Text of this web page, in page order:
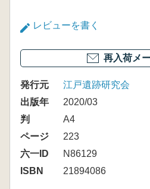
レビューを書く
再入荷メ
発行元
江戸遺跡研究会
出版年
2020/03
判
A4
ページ
223
六一ID
N86129
ISBN
21894086